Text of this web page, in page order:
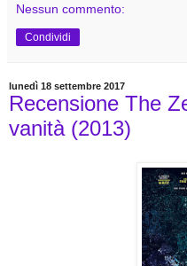
Nessun commento:
Condividi
lunedì 18 settembre 2017
Recensione The
vanità (2013)